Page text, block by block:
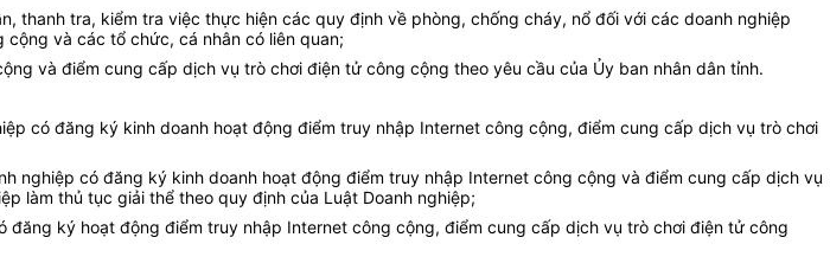
thanh tra, kiểm tra việc thực hiện các quy định về phòng, chống cháy, nổ đối với các doanh nghiệp
và các tổ chức, cá nhân có liên quan;
và điểm cung cấp dịch vụ trò chơi điện tử công cộng theo yêu cầu của Ủy ban nhân dân tỉnh.
có đăng ký kinh doanh hoạt động điểm truy nhập Internet công cộng, điểm cung cấp dịch vụ trò chơi
nghiệp có đăng ký kinh doanh hoạt động điểm truy nhập Internet công cộng và điểm cung cấp dịch vụ
làm thủ tục giải thể theo quy định của Luật Doanh nghiệp;
ký hoạt động điểm truy nhập Internet công cộng, điểm cung cấp dịch vụ trò chơi điện tử công